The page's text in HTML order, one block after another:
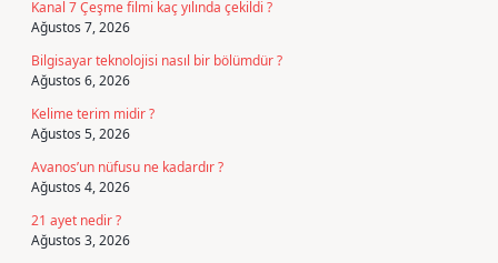
Kanal 7 Çeşme filmi kaç yılında çekildi ?
Ağustos 7, 2026
Bilgisayar teknolojisi nasıl bir bölümdür ?
Ağustos 6, 2026
Kelime terim midir ?
Ağustos 5, 2026
Avanos’un nüfusu ne kadardır ?
Ağustos 4, 2026
21 ayet nedir ?
Ağustos 3, 2026